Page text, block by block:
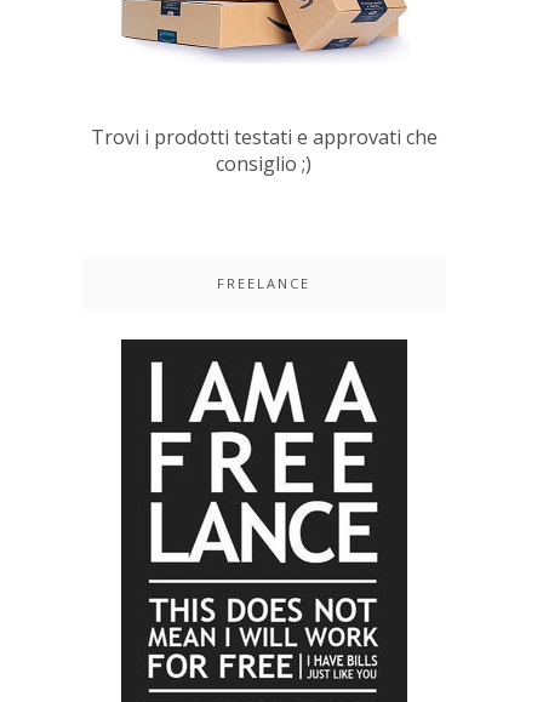
Trovi i prodotti testati e approvati che
consiglio ;)
FREELANCE